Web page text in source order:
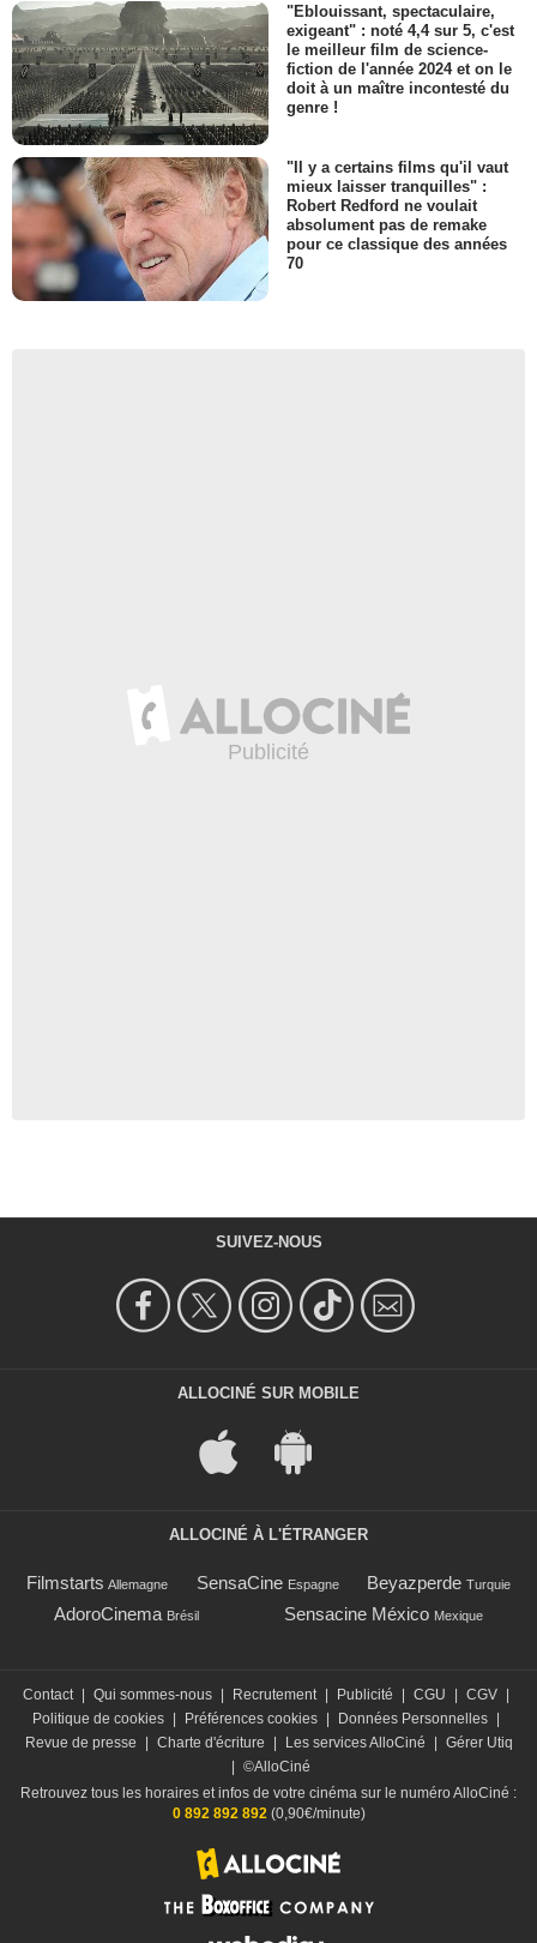
"Eblouissant, spectaculaire,
exigeant" : noté 4,4 sur 5, c'est
le meilleur film de science-
fiction de l'année 2024 et on le
doit à un maître incontesté du
genre !
"Il y a certains films qu'il vaut
mieux laisser tranquilles" :
Robert Redford ne voulait
absolument pas de remake
pour ce classique des années
70
SUIVEZ-NOUS
ALLOCINÉ SUR MOBILE
ALLOCINÉ À L'ÉTRANGER
Filmstarts Allemagne SensaCine Espagne Beyazperde Turquie
AdoroCinema Brésil Sensacine México Mexique
Contact Qui sommes-nous Recrutement Publicité CGU CGV
Politique de cookies
Préférences cookies Données Personnelles
Revue de presse
Charte d'écriture Les services AlloCiné
Gérer Utiq
©AlloCiné
Retrouvez tous les horaires et infos de votre cinéma sur le numéro AlloCiné :
0 892 892 892(0,90€/minute)